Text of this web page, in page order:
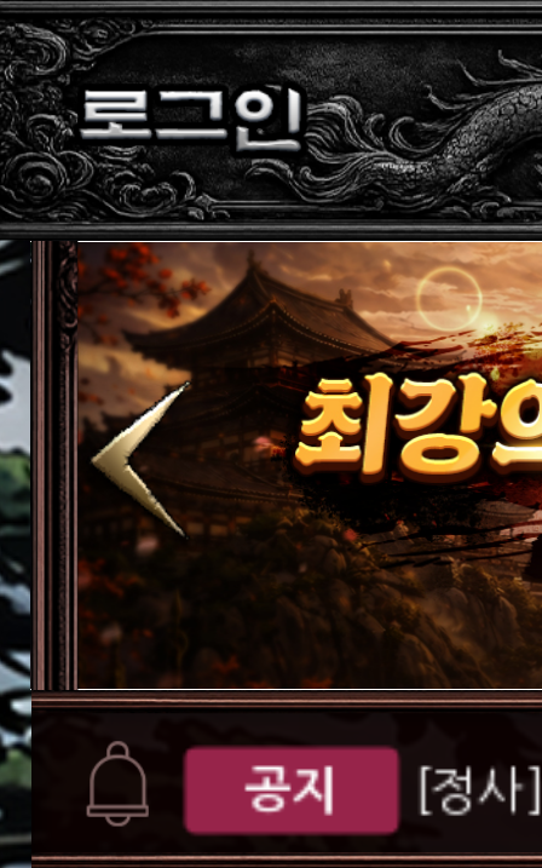
공지 [D-
서버오픈
[공지]
버 S109 오픈
공지 [정